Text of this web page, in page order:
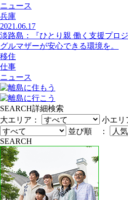
ニュース
兵庫
2021.06.17
淡路島：『ひとり親 働く支援プロ
グルマザーが安心できる環境を。
移住
仕事
ニュース
SEARCH詳細検索
大エリア：
小エリ
並び順 ：
SEARCH